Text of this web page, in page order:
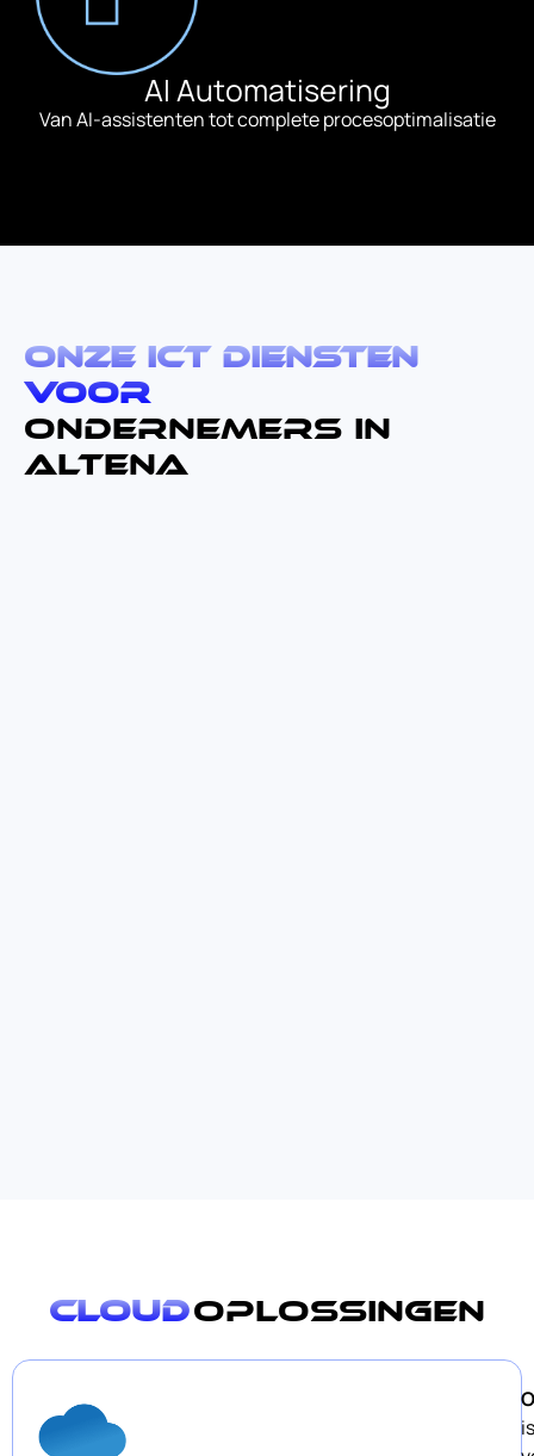
AI Automatisering
Van AI-assistenten tot complete procesoptimalisatie
Onze ict diensten
voor
ondernemers in
altena
cloudoplossingen
is